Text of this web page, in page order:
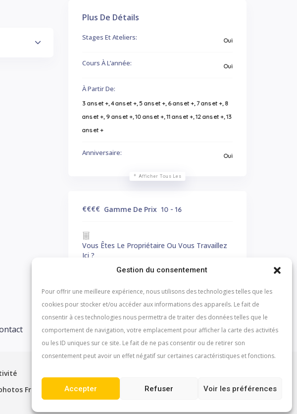
Gestion du consentement
Pour offrir une meilleure expérience, nous utilisons des technologies telles que les
cookies pour stocker et/ou accéder aux informations des appareils. Le fait de
consentir à ces technologies nous permettra de traiter des données telles que le
comportement de navigation, votre emplacement pour afficher la carte des activités
ou les ID uniques sur ce site. Le fait de ne pas consentir ou de retirer son
consentement peut avoir un effet négatif sur certaines caractéristiques et fonctions.
Accepter Refuser Voir les préférences
Plus De Détails
Stages Et Ateliers: Oui
Cours À L’année: Oui
À Partir De:
3 ans et +, 4 ans et +, 5 ans et +, 6 ans et +, 7 ans et +, 8
ans et +, 9 ans et +, 10 ans et +, 11 ans et +, 12 ans et +, 13
ans et +
Anniversaire: Oui
Afficher Tous Les
€€€€ Gamme De Prix 10 - 16
Vous Êtes Le Propriétaire Ou Vous Travaillez
Ici ?
Faites Le Savoir!
Freepik